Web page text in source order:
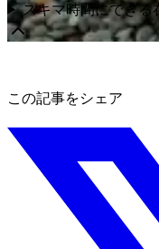
スキマ時間にできる
この記事をシェア